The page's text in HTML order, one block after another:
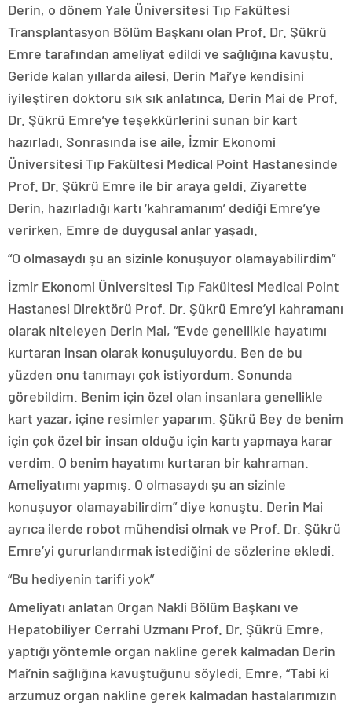
Derin, o dönem Yale Üniversitesi Tıp Fakültesi
Transplantasyon Bölüm Başkanı olan Prof. Dr. Şükrü
Emre tarafından ameliyat edildi ve sağlığına kavuştu.
Geride kalan yıllarda ailesi, Derin Mai’ye kendisini
iyileştiren doktoru sık sık anlatınca, Derin Mai de Prof.
Dr. Şükrü Emre’ye teşekkürlerini sunan bir kart
hazırladı. Sonrasında ise aile, İzmir Ekonomi
Üniversitesi Tıp Fakültesi Medical Point Hastanesinde
Prof. Dr. Şükrü Emre ile bir araya geldi. Ziyarette
Derin, hazırladığı kartı ‘kahramanım’ dediği Emre’ye
verirken, Emre de duygusal anlar yaşadı.
“O olmasaydı şu an sizinle konuşuyor olamayabilirdim”
İzmir Ekonomi Üniversitesi Tıp Fakültesi Medical Point
Hastanesi Direktörü Prof. Dr. Şükrü Emre’yi kahramanı
olarak niteleyen Derin Mai, “Evde genellikle hayatımı
kurtaran insan olarak konuşuluyordu. Ben de bu
yüzden onu tanımayı çok istiyordum. Sonunda
görebildim. Benim için özel olan insanlara genellikle
kart yazar, içine resimler yaparım. Şükrü Bey de benim
için çok özel bir insan olduğu için kartı yapmaya karar
verdim. O benim hayatımı kurtaran bir kahraman.
Ameliyatımı yapmış. O olmasaydı şu an sizinle
konuşuyor olamayabilirdim” diye konuştu. Derin Mai
ayrıca ilerde robot mühendisi olmak ve Prof. Dr. Şükrü
Emre’yi gururlandırmak istediğini de sözlerine ekledi.
“Bu hediyenin tarifi yok”
Ameliyatı anlatan Organ Nakli Bölüm Başkanı ve
Hepatobiliyer Cerrahi Uzmanı Prof. Dr. Şükrü Emre,
yaptığı yöntemle organ nakline gerek kalmadan Derin
Mai’nin sağlığına kavuştuğunu söyledi. Emre, “Tabi ki
arzumuz organ nakline gerek kalmadan hastalarımızın